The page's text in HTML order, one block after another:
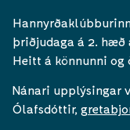
þriðjudaga á 2. hæð
Heitt á könnunni og
Nánari upplýsingar
Ólafsdóttir,